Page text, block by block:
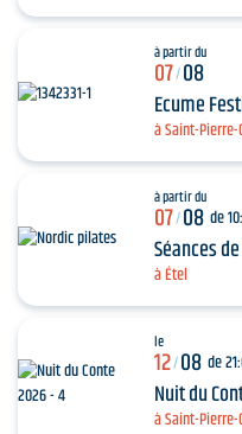
à partir du
07/08
Ecume
à Saint-
à partir du
07/08 de
Séances
à Étel
le
12/08 de
Nuit du
à Saint-